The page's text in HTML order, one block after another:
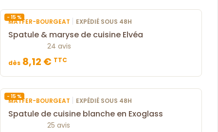
- 15 %
MATFER-BOURGEAT | EXPÉDIÉ SOUS 48H
Spatule & maryse de cuisine Elvéa
24 avis
dès 8,12 € TTC
- 15 %
MATFER-BOURGEAT | EXPÉDIÉ SOUS 48H
Spatule de cuisine blanche en Exoglass
25 avis